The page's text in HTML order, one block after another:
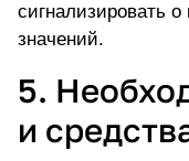
сигнализировать
значений.
5.
и